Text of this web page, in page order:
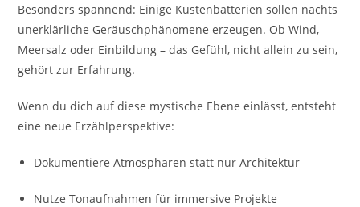
Besonders spannend: Einige Küstenbatterien sollen nachts
unerklärliche Geräuschphänomene erzeugen. Ob Wind,
Meersalz oder Einbildung – das Gefühl, nicht allein zu sein,
gehört zur Erfahrung.
Wenn du dich auf diese mystische Ebene einlässt, entsteht
eine neue Erzählperspektive:
Dokumentiere Atmosphären statt nur Architektur
Nutze Tonaufnahmen für immersive Projekte